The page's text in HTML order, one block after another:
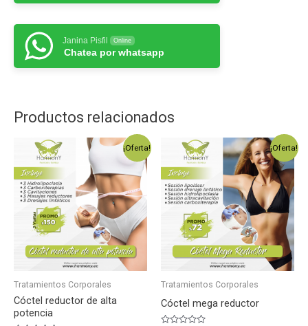
Janina Pisfil Online
Chatea por whatsapp
Productos relacionados
¡Oferta!
Tratamientos Corporales
Cóctel reductor de alta
potencia
¡Oferta!
Tratamientos Corporales
Cóctel mega reductor